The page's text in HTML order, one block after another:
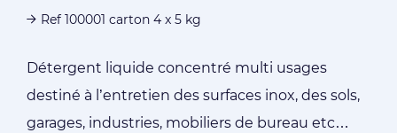
Ref 100001 carton 4 x 5 kg
Détergent liquide concentré multi usages
destiné à l’entretien des surfaces inox, des sols,
garages, industries, mobiliers de bureau etc…